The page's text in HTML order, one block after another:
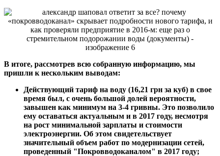
В итоге, рассмотрев всю собранную информацию, мы
пришли к нескольким выводам:
Действующий тариф на воду (16,21 грн за куб) в свое
время был, с очень большой долей вероятности,
завышен как минимум на 3-4 гривны. Это позволило
ему оставаться актуальным и в 2017 году, несмотря
на рост минимальной зарплаты и стоимости
электроэнергии. Об этом свидетельствует
значительный объем работ по модернизации сетей,
проведенный "Покровводоканалом" в 2017 году;